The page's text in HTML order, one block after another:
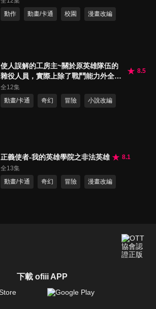
動作
動畫/卡通 校園 漫畫改編
使人誤解的工房主~關於原英雄隊伍的
雜役人員，實際上除了戰鬥能力外全是
SSS的故事~
8.5
全12集
動畫/卡通
奇幻 冒險 小說改編
正義使者-我的英雄學院之非法英雄
8.1
全13集
動畫/卡通
奇幻 冒險 漫畫改編
下載 ofiii APP